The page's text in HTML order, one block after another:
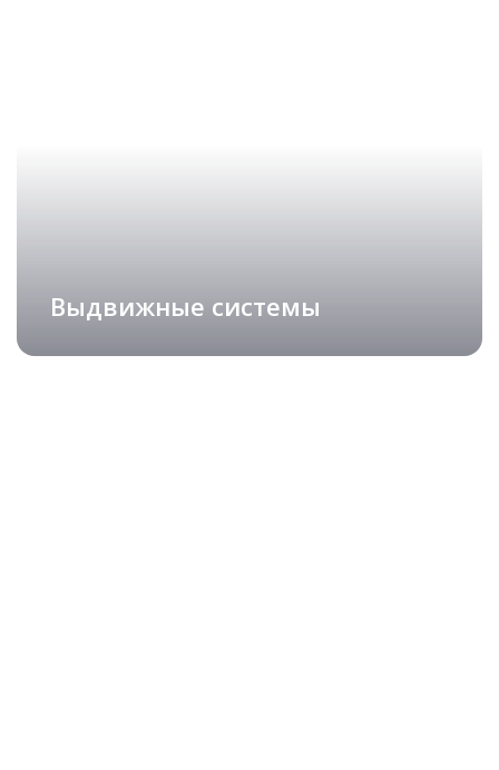
Выдвижные системы